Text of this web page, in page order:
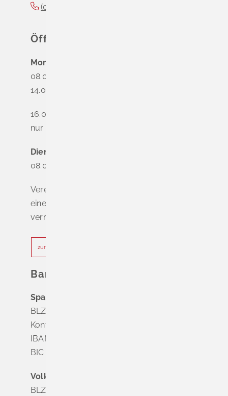
(0
Öffnungszeiten
Montag
08.00 - 12.00 Uhr
14.00 - 16.00 Uhr
16.00 - 18.00 Uhr
nur nach Terminvereinbarung
Dienstag - Freitag
08.00 - 12.00 Uhr
Vereinbaren Sie online oder telefonisch
einen Termin, um Wartezeiten zu
vermeiden.
zur Terminvereinbarung
Bankverbindung
Sparkasse Markgräflerland Müllheim
BLZ 683 518 65
Konto Nr. 8 028 524
IBAN DE63 6835 1865 0008 0285 24
BIC SOLADES1MGL
Volksbank Dreiländereck
BLZ 683 900 00